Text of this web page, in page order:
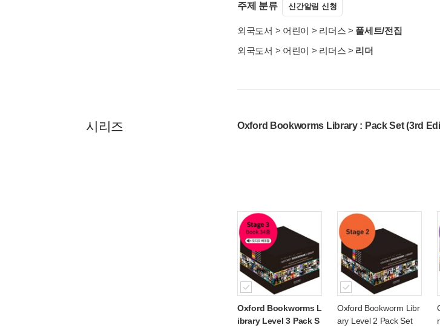
주제 분류 신간알림 신청
외국도서 > 어린이 > 리더스 > 풀세트/전집
외국도서 > 어린이 > 리더스 > 리더
시리즈 Oxford Bookworms Library : Pack Set (3rd
Oxford Bookworms L
ibrary Level 3 Pack S
Oxford Bookworm Libr
ary Level 2 Pack Set